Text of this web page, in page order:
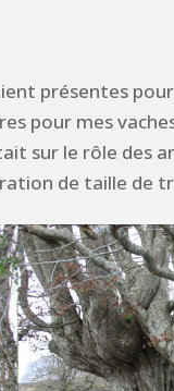
présentes
pour mes
sur le rôle des
de taille de